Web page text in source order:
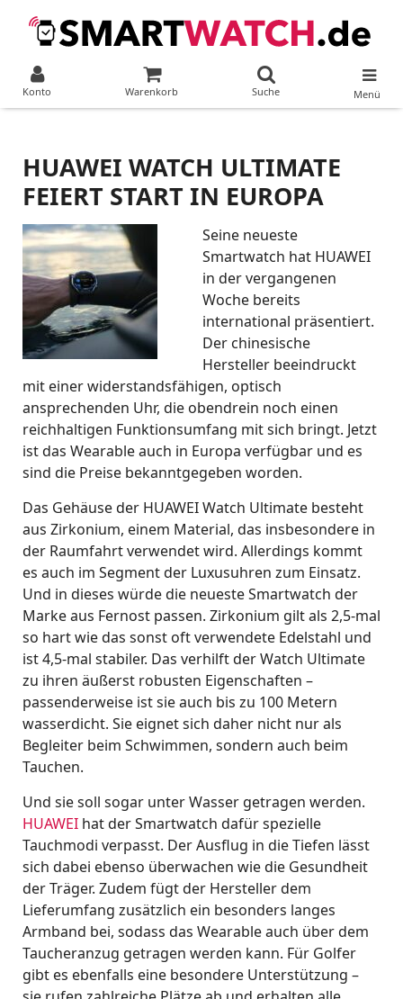
Konto Warenkorb Suche Menü
HUAWEI WATCH ULTIMATE
FEIERT START IN EUROPA
Seine neueste
Smartwatch hat HUAWEI
in der vergangenen
Woche bereits
international präsentiert.
Der chinesische
Hersteller beeindruckt
mit einer widerstandsfähigen, optisch
ansprechenden Uhr, die obendrein noch einen
reichhaltigen Funktionsumfang mit sich bringt. Jetzt
ist das Wearable auch in Europa verfügbar und es
sind die Preise bekanntgegeben worden.
Das Gehäuse der HUAWEI Watch Ultimate besteht
aus Zirkonium, einem Material, das insbesondere in
der Raumfahrt verwendet wird. Allerdings kommt
es auch im Segment der Luxusuhren zum Einsatz.
Und in dieses würde die neueste Smartwatch der
Marke aus Fernost passen. Zirkonium gilt als 2,5-mal
so hart wie das sonst oft verwendete Edelstahl und
ist 4,5-mal stabiler. Das verhilft der Watch Ultimate
zu ihren äußerst robusten Eigenschaften –
passenderweise ist sie auch bis zu 100 Metern
wasserdicht. Sie eignet sich daher nicht nur als
Begleiter beim Schwimmen, sondern auch beim
Tauchen.
Und sie soll sogar unter Wasser getragen werden.
HUAWEI hat der Smartwatch dafür spezielle
Tauchmodi verpasst. Der Ausflug in die Tiefen lässt
sich dabei ebenso überwachen wie die Gesundheit
der Träger. Zudem fügt der Hersteller dem
Lieferumfang zusätzlich ein besonders langes
Armband bei, sodass das Wearable auch über dem
Taucheranzug getragen werden kann. Für Golfer
gibt es ebenfalls eine besondere Unterstützung –